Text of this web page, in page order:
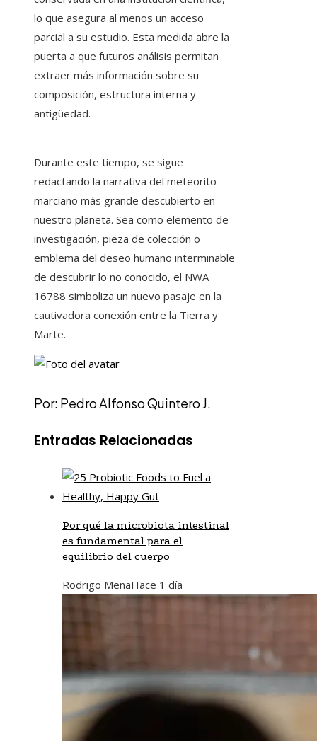
lo que asegura al menos un acceso
parcial a su estudio. Esta medida abre la
puerta a que futuros análisis permitan
extraer más información sobre su
composición, estructura interna y
antigüedad.
Durante este tiempo, se sigue
redactando la narrativa del meteorito
marciano más grande descubierto en
nuestro planeta. Sea como elemento de
investigación, pieza de colección o
emblema del deseo humano interminable
de descubrir lo no conocido, el NWA
16788 simboliza un nuevo pasaje en la
cautivadora conexión entre la Tierra y
Marte.
Por: Pedro Alfonso Quintero J.
Entradas Relacionadas
Por qué la microbiota intestinal
es fundamental para el
equilibrio del cuerpo
Rodrigo MenaHace 1 día